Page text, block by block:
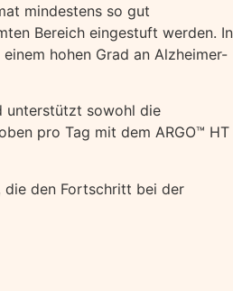
mindestens so gut
Bereich eingestuft werden. In
hohen Grad an Alzheimer-
unterstützt sowohl die
pro Tag mit dem ARGO™ HT
die den Fortschritt bei der